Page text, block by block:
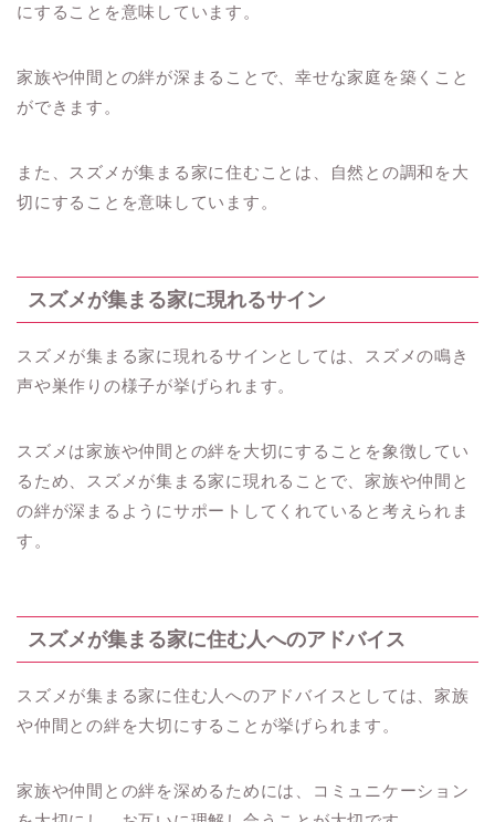
にすることを意味しています。
家族や仲間との絆が深まることで、幸せな家庭を築くこと
ができます。
また、スズメが集まる家に住むことは、自然との調和を大
切にすることを意味しています。
スズメが集まる家に現れるサイン
スズメが集まる家に現れるサインとしては、スズメの鳴き
声や巣作りの様子が挙げられます。
スズメは家族や仲間との絆を大切にすることを象徴してい
るため、スズメが集まる家に現れることで、家族や仲間と
の絆が深まるようにサポートしてくれていると考えられま
す。
スズメが集まる家に住む人へのアドバイス
スズメが集まる家に住む人へのアドバイスとしては、家族
や仲間との絆を大切にすることが挙げられます。
家族や仲間との絆を深めるためには、コミュニケーション